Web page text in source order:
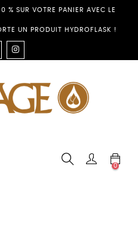
% SUR VOTRE PANIER AVEC LE
UN PRODUIT HYDROFLASK !
FACEBOOK
0